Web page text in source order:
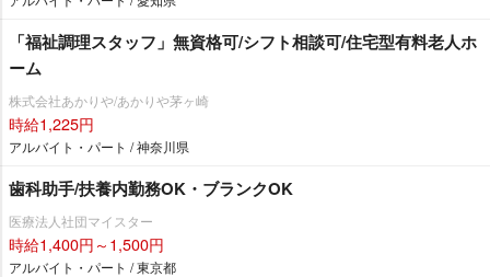
「福祉調理スタッフ」無資格可/シフト相談可/住宅型有料老人ホ
ーム
株式会社あかりや/あかりや茅ヶ崎
時給1,225円
アルバイト・パート / 神奈川県
歯科助手/扶養内勤務OK・ブランクOK
医療法人社団マイスター
時給1,400円～1,500円
アルバイト・パート / 東京都